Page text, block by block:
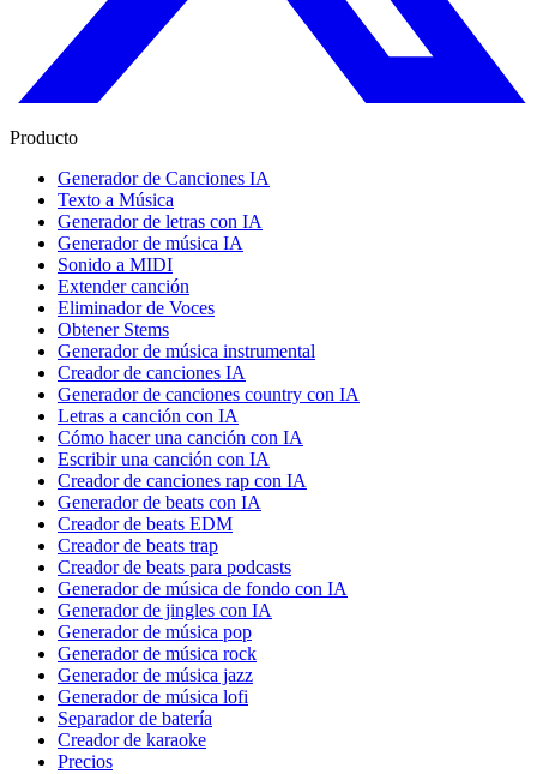
Producto
Generador de Canciones IA
Texto a Música
Generador de letras con IA
Generador de música IA
Sonido a MIDI
Extender canción
Eliminador de Voces
Obtener Stems
Generador de música instrumental
Creador de canciones IA
Generador de canciones country con IA
Letras a canción con IA
Cómo hacer una canción con IA
Escribir una canción con IA
Creador de canciones rap con IA
Generador de beats con IA
Creador de beats EDM
Creador de beats trap
Creador de beats para podcasts
Generador de música de fondo con IA
Generador de jingles con IA
Generador de música pop
Generador de música rock
Generador de música jazz
Generador de música lofi
Separador de batería
Creador de karaoke
Precios